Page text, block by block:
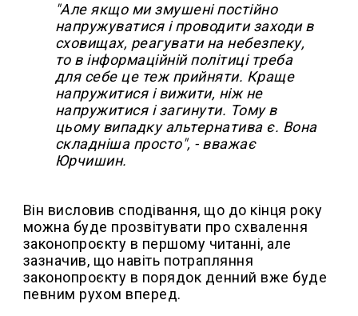
"Але якщо ми змушені постійно
напружуватися і проводити заходи в
сховищах, реагувати на небезпеку,
то в інформаційній політиці треба
для себе це теж прийняти. Краще
напружитися і вижити, ніж не
напружитися і загинути. Тому в
цьому випадку альтернатива є. Вона
складніша просто", - вважає
Юрчишин.
Він висловив сподівання, що до кінця року
можна буде прозвітувати про схвалення
законопроєкту в першому читанні, але
зазначив, що навіть потрапляння
законопроєкту в порядок денний вже буде
певним рухом вперед.